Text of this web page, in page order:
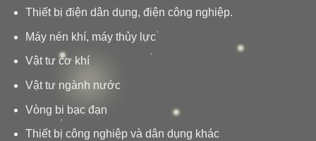
Thiết bị điện dân dụng, điện công nghiệp.
Máy nén khí, máy thủy lực
Vật tư cơ khí
Vật tư ngành nước
Vòng bi bạc đạn
Thiết bị công nghiệp và dân dụng khác